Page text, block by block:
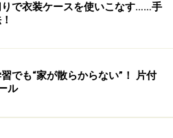
える
トレイ。書類整理に使うのが
だジーパンを入れたり、靴を
。カッターシャツやスニーカ
ズです。スタッキングできる
りで衣装ケースを使いこなす……手
でも“家が散らからない”！ 片付
ル